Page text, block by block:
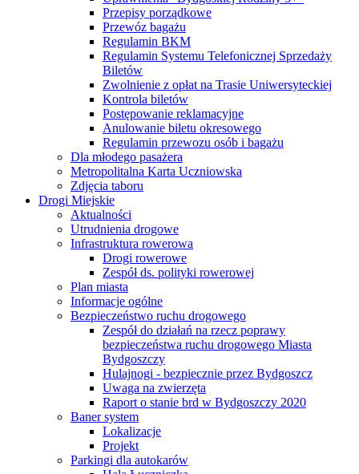
Przepisy porządkowe
Przewóz bagażu
Regulamin BKM
Regulamin Systemu Telefonicznej Sprzedaży
Biletów
Zwolnienie z opłat na Trasie Uniwersyteckiej
Kontrola biletów
Postępowanie reklamacyjne
Anulowanie biletu okresowego
Regulamin przewozu osób i bagażu
Dla młodego pasażera
Metropolitalna Karta Uczniowska
Zdjęcia taboru
Drogi Miejskie
Aktualności
Utrudnienia drogowe
Infrastruktura rowerowa
Drogi rowerowe
Zespół ds. polityki rowerowej
Plan miasta
Informacje ogólne
Bezpieczeństwo ruchu drogowego
Zespół do działań na rzecz poprawy
bezpieczeństwa ruchu drogowego Miasta
Bydgoszczy
Hulajnogi - bezpiecznie przez Bydgoszcz
Uwaga na zwierzęta
Raport o stanie brd w Bydgoszczy 2020
Baner system
Lokalizacje
Projekt
Parkingi dla autokarów